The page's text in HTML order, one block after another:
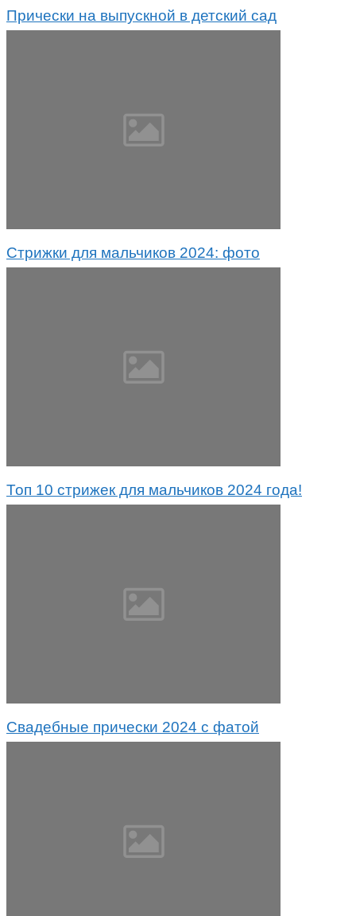
Прически на выпускной в детский сад
Стрижки для мальчиков 2024: фото
Топ 10 стрижек для мальчиков 2024 года!
Свадебные прически 2024 с фатой